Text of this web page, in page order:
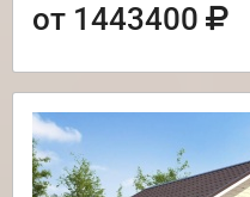
от 1443400